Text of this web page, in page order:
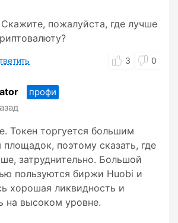
пожалуйста, где лучше
3 0
профи
Токен торгуется большим
поэтому сказать, где
затруднительно. Большой
пользуются биржи Huobi и
хорошая ликвидность и
на высоком уровне.